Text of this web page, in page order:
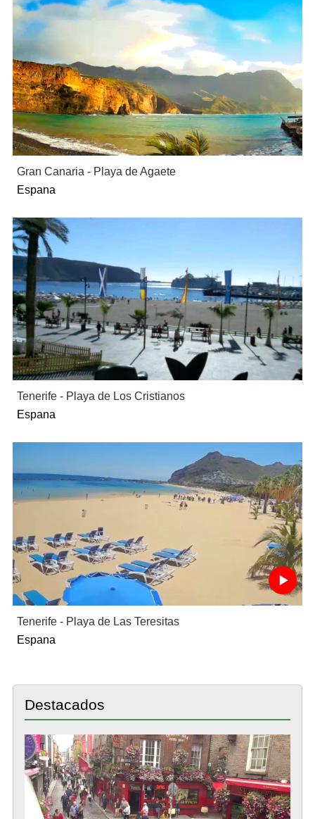
Gran Canaria - Playa de Agaete
Espana
Tenerife - Playa de Los Cristianos
Espana
Tenerife - Playa de Las Teresitas
Espana
Destacados